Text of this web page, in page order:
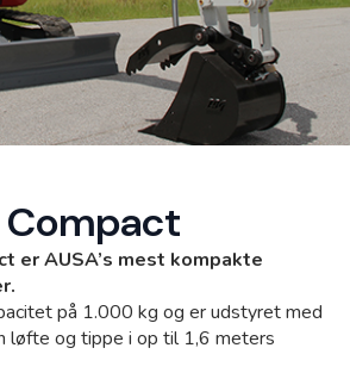
Compact
er AUSA’s mest kompakte
på 1.000 kg og er udstyret med
løfte og tippe i op til 1,6 meters